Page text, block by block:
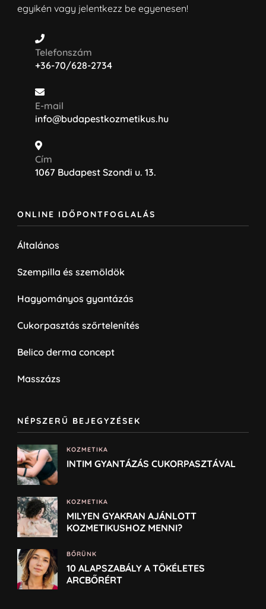
egyikén vagy jelentkezz be egyenesen!
Telefonszám
+36-70/628-2734
E-mail
info@budapestkozmetikus.hu
Cím
1067 Budapest Szondi u. 13.
ONLINE IDŐPONTFOGLALÁS
Általános
Szempilla és szemöldök
Hagyományos gyantázás
Cukorpasztás szőrtelenítés
Belico derma concept
Masszázs
NÉPSZERŰ BEJEGYZÉSEK
KOZMETIKA
INTIM GYANTÁZÁS CUKORPASZTÁVAL
KOZMETIKA
MILYEN GYAKRAN AJÁNLOTT
KOZMETIKUSHOZ MENNI?
BŐRÜNK
10 ALAPSZABÁLY A TÖKÉLETES
ARCBŐRÉRT